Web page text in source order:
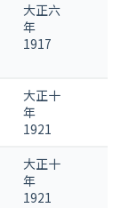
大正六
年
1917
大正十
年
1921
大正十
年
1921